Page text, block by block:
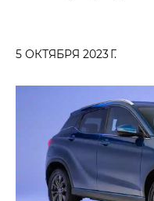
5 ОКТЯБРЯ 2023 Г.